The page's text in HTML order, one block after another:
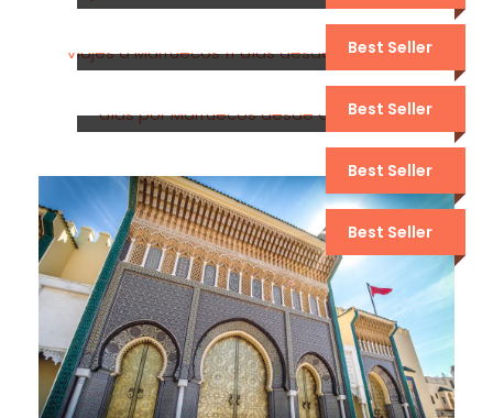
Best Seller
9 DÍAS POR EL DESIERTO DE
MARRUECOS DESDE MARRAKECH
Best Seller
8 DÍAS POR EL DESIERTO DE
MARRUECOS DESDE MARRAKECH
Best Seller
7 DÍAS MARRUECOS TOUR DESIERTO
MARRAKECH
Best Seller